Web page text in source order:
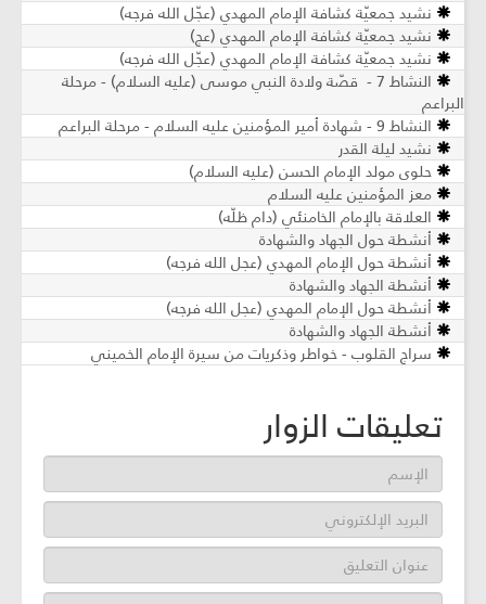
نشيد جمعيّة كشافة الإمام المهدي (عجّل الله فرجه)
نشيد جمعيّة كشافة الإمام المهدي (عج)
نشيد جمعيّة كشافة الإمام المهدي (عجّل الله فرجه)
النشاط 7 - قصّة ولادة النبي موسى (عليه السلام) - مرحلة
البراعم
النشاط 9 - شهادة أمير المؤمنين عليه السلام - مرحلة البراعم
نشيد ليلة القدر
حلوى مولد الإمام الحسن (عليه السلام)
معز المؤمنين عليه السلام
العلاقة بالإمام الخامنئي (دام ظلّه)
أنشطة حول الجهاد والشهادة
أنشطة حول الإمام المهدي (عجل الله فرجه)
أنشطة الجهاد والشهادة
أنشطة حول الإمام المهدي (عجل الله فرجه)
أنشطة الجهاد والشهادة
سراج القلوب - خواطر وذكريات من سيرة الإمام الخميني
تعليقات الزوار